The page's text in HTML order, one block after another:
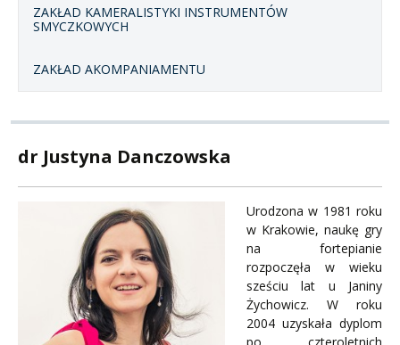
ZAKŁAD KAMERALISTYKI INSTRUMENTÓW
SMYCZKOWYCH
ZAKŁAD AKOMPANIAMENTU
dr Justyna Danczowska
Urodzona w 1981 roku
w Krakowie, naukę gry
na fortepianie
rozpoczęła w wieku
sześciu lat u Janiny
Żychowicz. W roku
2004 uzyskała dyplom